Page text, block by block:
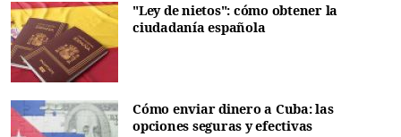
"Ley de nietos": cómo obtener la
ciudadanía española
Cómo enviar dinero a Cuba: las
opciones seguras y efectivas